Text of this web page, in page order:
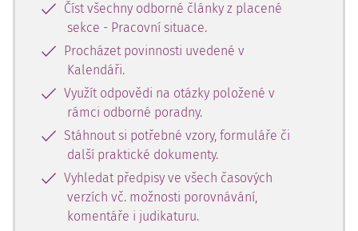
Číst všechny odborné články z placené
sekce - Pracovní situace.
Procházet povinnosti uvedené v
Kalendáři.
Využít odpovědi na otázky položené v
rámci odborné poradny.
Stáhnout si potřebné vzory, formuláře či
další praktické dokumenty.
Vyhledat předpisy ve všech časových
verzích vč. možnosti porovnávání,
komentáře i judikaturu.